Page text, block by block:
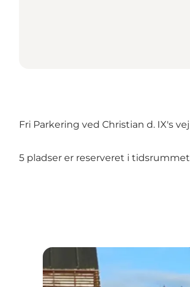
Fri Parkering ved Christian d. IX's
5 pladser er reserveret i tidsrummet